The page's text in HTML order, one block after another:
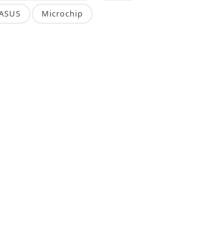
Microchip